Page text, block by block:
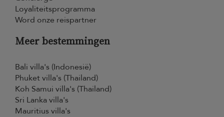
Loyaliteitsprogramma
Word onze reispartner
Meer bestemmingen
Bali villa's (Indonesië)
Phuket villa's (Thailand)
Koh Samui villa's (Thailand)
Sri Lanka villa's
Mauritius villa's